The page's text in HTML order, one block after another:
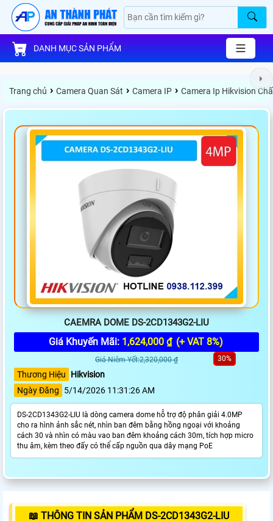
DANH MỤC SẢN PHẨM
Trang chủ › Camera Quan Sát › Camera IP › Camera Ip Hikvision
CAEMRA DOME DS-2CD1343G2-LIU
Giá Khuyến Mãi: 1,624,000 ₫ (+ VAT 8%)
Giá Niêm Yết:2,320,000 ₫ 30%
Thương Hiệu
Hikvision
Ngày Đăng
5/14/2026 11:31:26 AM
DS-2CD1343G2-LIU là dòng camera dome hỗ trợ độ phân giải 4.0MP
cho ra hình ảnh sắc nét, nhìn ban đêm bằng hồng ngoại với khoảng
cách 30 và nhìn có màu vao ban đêm khoảng cách 30m, tích hợp micro
thu âm, kèm theo đấy có thể cấp nguồn qua dây mạng PoE
📖 THÔNG TIN SẢN PHẨM DS-2CD1343G2-LIU